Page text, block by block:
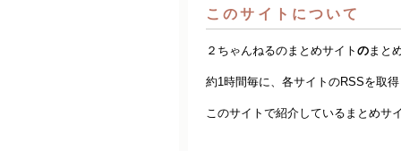
このサイトについて
２ちゃんねるのまとめサイト の まと
約1時間毎に、各サイトのRSSを取
このサイトで紹介しているまとめサ